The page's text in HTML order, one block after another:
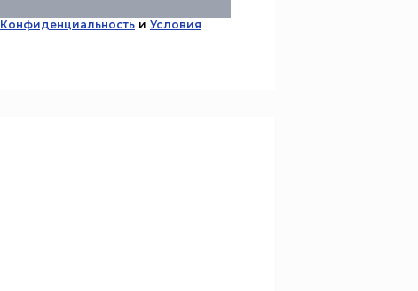
Конфиденциальность и Условия